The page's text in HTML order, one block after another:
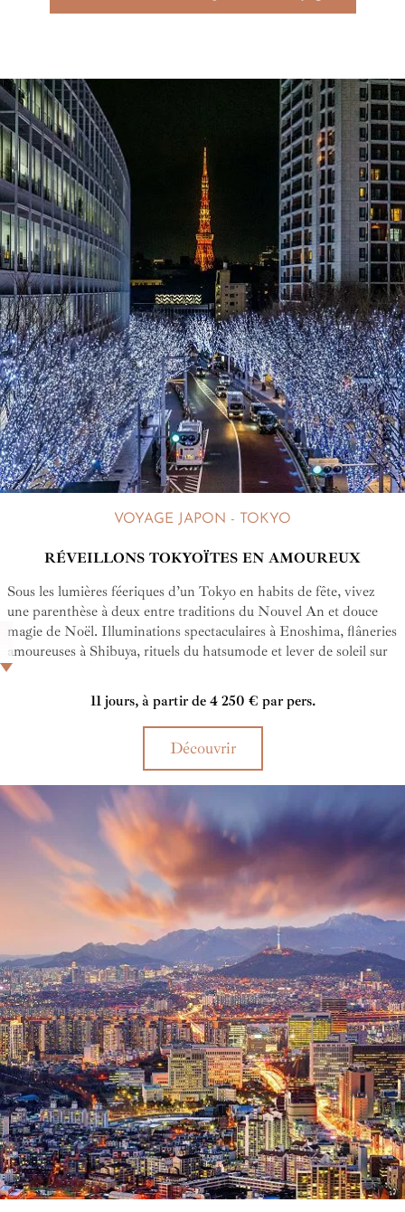
VOYAGE JAPON - TOKYO
RÉVEILLONS TOKYOÏTES EN AMOUREUX
Sous les lumières féeriques d’un Tokyo en habits de fête, vivez
une parenthèse à deux entre traditions du Nouvel An et douce
magie de Noël. Illuminations spectaculaires à Enoshima, flâneries
amoureuses à Shibuya, rituels du hatsumode et lever de soleil sur
l’an nouveau...
11 jours, à partir de 4 250 € par pers.
Découvrir